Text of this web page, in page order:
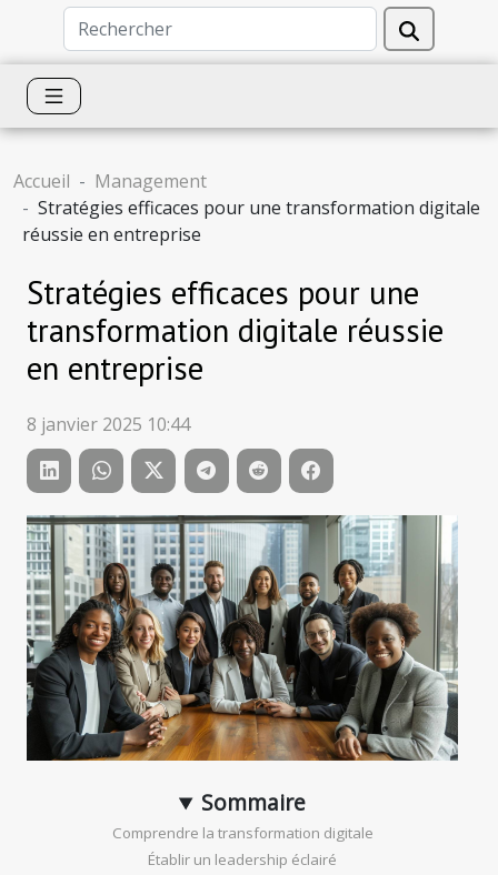
Accueil
Management
Stratégies efficaces pour une transformation digitale
réussie en entreprise
Stratégies efficaces pour une
transformation digitale réussie
en entreprise
8 janvier 2025 10:44
Sommaire
Comprendre la transformation digitale
Établir un leadership éclairé